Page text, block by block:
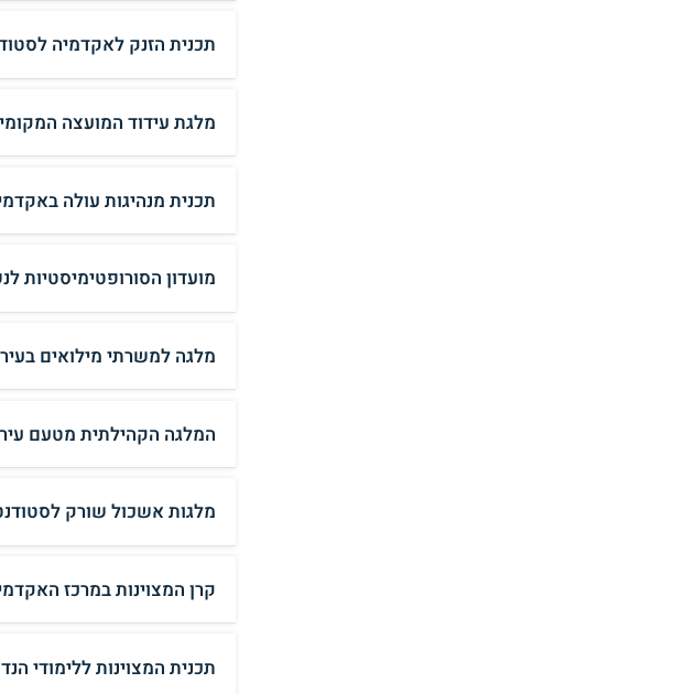
תכנית הזנק לאקדמיה
מלגת עידוד המועצה
תכנית מנהיגות עולה
מועדון הסורופטימיסטיות
מלגה למשרתי מילואים בעיר
המלגה הקהילתית מטעם
מלגות אשכול שורק
קרן המצוינות במרכז
תכנית המצוינות ללימודי